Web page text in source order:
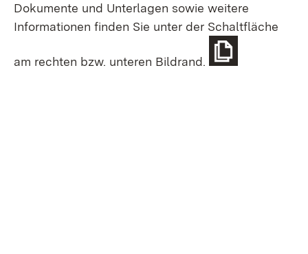
Dokumente und Unterlagen sowie weitere
Informationen finden Sie unter der Schaltfläche
am rechten bzw. unteren Bildrand.